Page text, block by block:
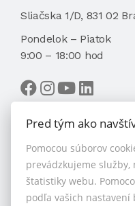
Sliačska 1/D, 831 02
Pondelok – Piatok
9:00 – 18:00 hod
VYBRAŤ MAKLÉRA
Pred tým ako
Pomocou súborov
prevádzkujeme služby,
štatistiky webu.
podľa vašich nastavení